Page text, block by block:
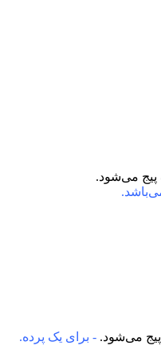
می‌شود.
پیج می‌شود.- برای یک پرده.